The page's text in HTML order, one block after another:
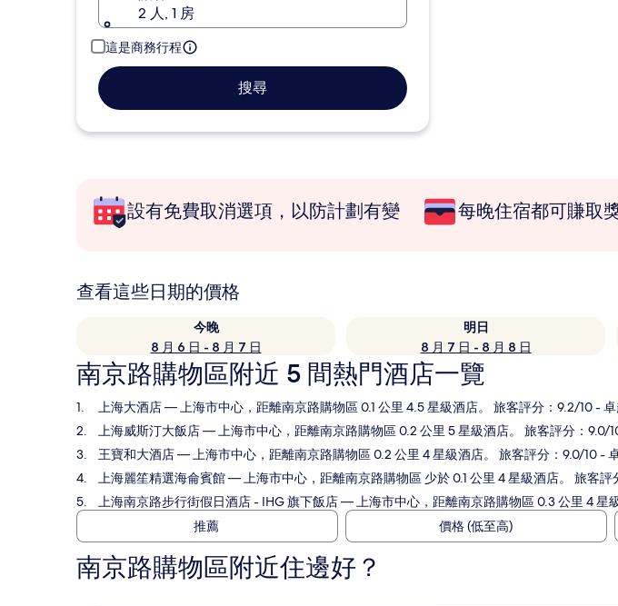
2 人, 1 房
這是商務行程
搜尋
設有免費取消選項，以防計劃有變 每晚住宿都可賺取
查看這些日期的價格
今晚
8 月 6 日 - 8 月 7 日
明日
8 月 7 日 - 8 月 8 日
南京路購物區附近 5 間熱門酒店一覽
上海大酒店— 上海市中心，距離南京路購物區 0.1 公里 4.5 星級酒店。 旅客評分：9.2/10 - 卓
上海威斯汀大飯店— 上海市中心，距離南京路購物區 0.2 公里 5 星級酒店。 旅客評分：9.0/
王寶和大酒店— 上海市中心，距離南京路購物區 0.2 公里 4 星級酒店。 旅客評分：9.0/10 - 卓
上海麗笙精選海侖賓館— 上海市中心，距離南京路購物區 少於 0.1 公里 4 星級酒店。 旅客評
上海南京路步行街假日酒店 - IHG 旗下飯店— 上海市中心，距離南京路購物區 0.3 公里 4 星
推薦
價格 (低至高)
南京路購物區附近住邊好？